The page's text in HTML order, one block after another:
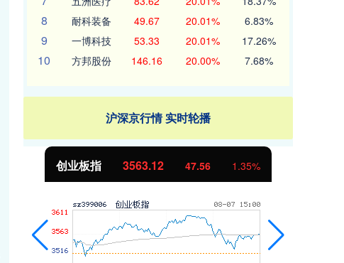
8 耐科装备 49.67 20.01% 6.83%
9 一博科技 53.33 20.01% 17.26%
10 方邦股份 146.16 20.00% 7.68%
沪深京行情 实时轮播
创业板指 3563.12 47.56 1.35%